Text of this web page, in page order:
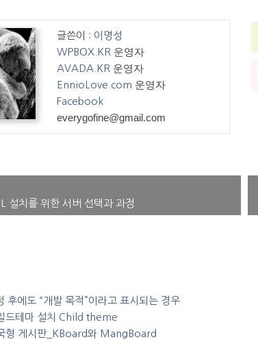
글쓴이 : 이명성
WPBOX.KR 운영자
AVADA.KR 운영자
EnnioLove.com 운영자
Facebook
everygofine@gmail.com
설치를 위한 서버 선택과 과정
후에도 “개발 목적”이라고 표시되는 경우
드테마 설치 Child theme
형 게시판_KBoard와 MangBoard